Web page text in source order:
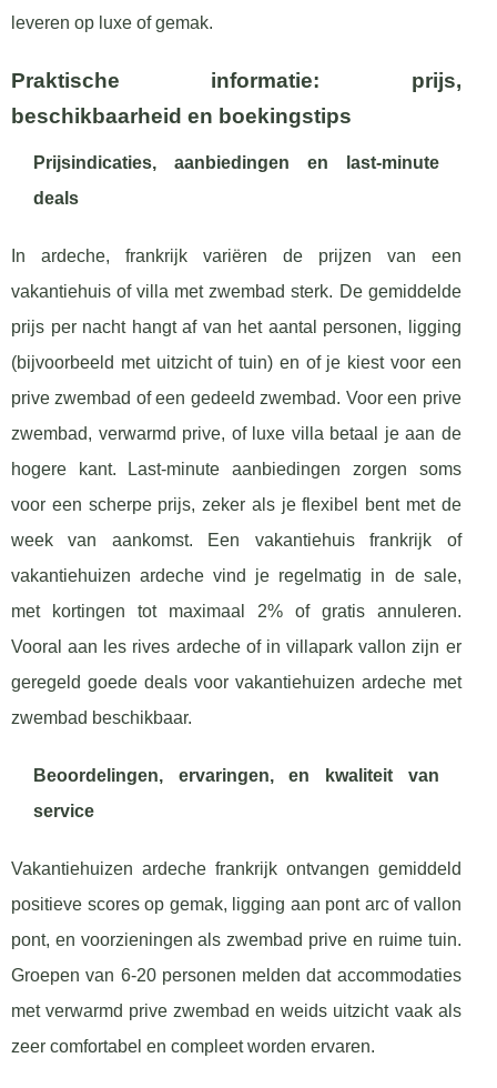
leveren op luxe of gemak.
Praktische informatie: prijs,
beschikbaarheid en boekingstips
Prijsindicaties, aanbiedingen en last-minute
deals
In ardeche, frankrijk variëren de prijzen van een
vakantiehuis of villa met zwembad sterk. De gemiddelde
prijs per nacht hangt af van het aantal personen, ligging
(bijvoorbeeld met uitzicht of tuin) en of je kiest voor een
prive zwembad of een gedeeld zwembad. Voor een prive
zwembad, verwarmd prive, of luxe villa betaal je aan de
hogere kant. Last-minute aanbiedingen zorgen soms
voor een scherpe prijs, zeker als je flexibel bent met de
week van aankomst. Een vakantiehuis frankrijk of
vakantiehuizen ardeche vind je regelmatig in de sale,
met kortingen tot maximaal 2% of gratis annuleren.
Vooral aan les rives ardeche of in villapark vallon zijn er
geregeld goede deals voor vakantiehuizen ardeche met
zwembad beschikbaar.
Beoordelingen, ervaringen, en kwaliteit van
service
Vakantiehuizen ardeche frankrijk ontvangen gemiddeld
positieve scores op gemak, ligging aan pont arc of vallon
pont, en voorzieningen als zwembad prive en ruime tuin.
Groepen van 6-20 personen melden dat accommodaties
met verwarmd prive zwembad en weids uitzicht vaak als
zeer comfortabel en compleet worden ervaren.